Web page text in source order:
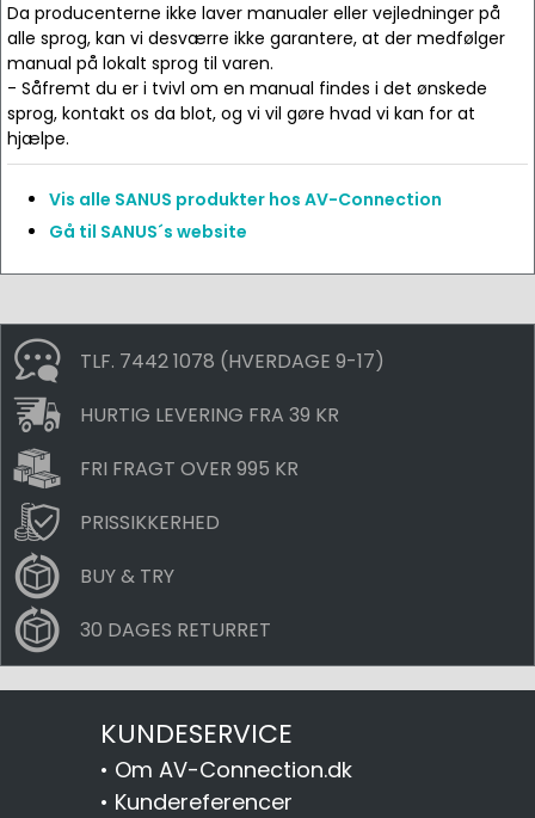
Da producenterne ikke laver manualer eller vejledninger på
alle sprog, kan vi desværre ikke garantere, at der medfølger
manual på lokalt sprog til varen.
- Såfremt du er i tvivl om en manual findes i det ønskede
sprog, kontakt os da blot, og vi vil gøre hvad vi kan for at
hjælpe.
Vis alle SANUS produkter hos AV-Connection
Gå til SANUS´s website
TLF. 7442 1078 (HVERDAGE 9-17)
HURTIG LEVERING FRA 39 KR
FRI FRAGT OVER 995 KR
PRISSIKKERHED
BUY & TRY
30 DAGES RETURRET
KUNDESERVICE
• Om AV-Connection.dk
• Kundereferencer